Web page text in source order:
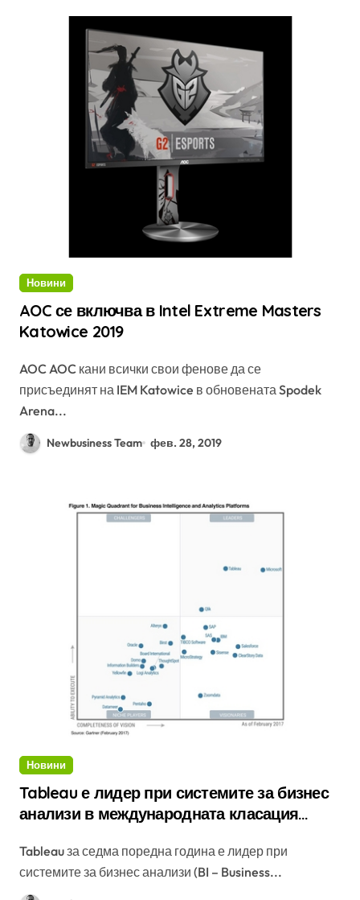
Новини
AOC се включва в Intel Extreme Masters
Katowice 2019
AOC AOC кани всички свои фенове да се
присъединят на IEM Katowice в обновената Spodek
Arena...
Newbusiness Team фев. 28, 2019
Новини
Tableau е лидер при системите за бизнес
анализи в международната класация
година
Tableau за седма поредна година е лидер при
системите за бизнес анализи (BI – Business...